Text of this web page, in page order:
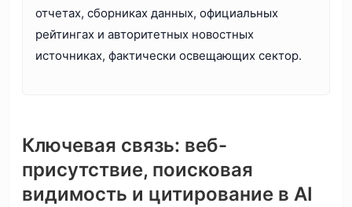
отчетах, сборниках данных, официальных
рейтингах и авторитетных новостных
источниках, фактически освещающих сектор.
Ключевая связь: веб-
присутствие, поисковая
видимость и цитирование в AI